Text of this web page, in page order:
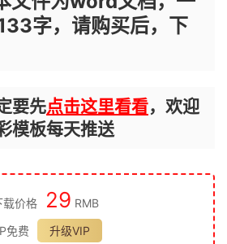
字，请购买后，下
要先点击这里看看，欢迎
模板每天推送
载价格 29 RMB
免费
升级VIP